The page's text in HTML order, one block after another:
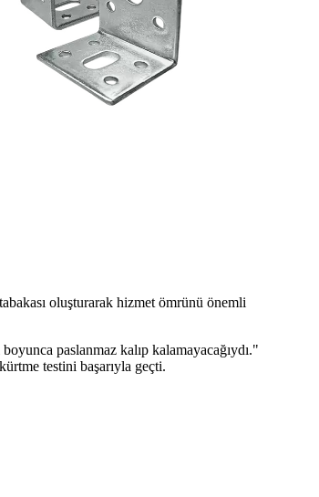
oluşturarak hizmet ömrünü önemli
paslanmaz kalıp kalamayacağıydı."
testini başarıyla geçti.